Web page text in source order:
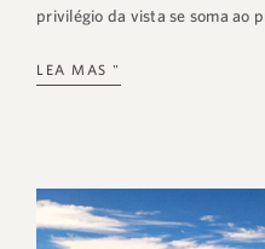
privilégio da vista se soma ao
LEA MAS "